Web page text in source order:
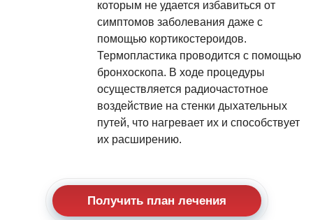
которым не удается избавиться от
симптомов заболевания даже с
помощью кортикостероидов.
Термопластика проводится с помощью
бронхоскопа. В ходе процедуры
осуществляется радиочастотное
воздействие на стенки дыхательных
путей, что нагревает их и способствует
их расширению.
Получить план лечения